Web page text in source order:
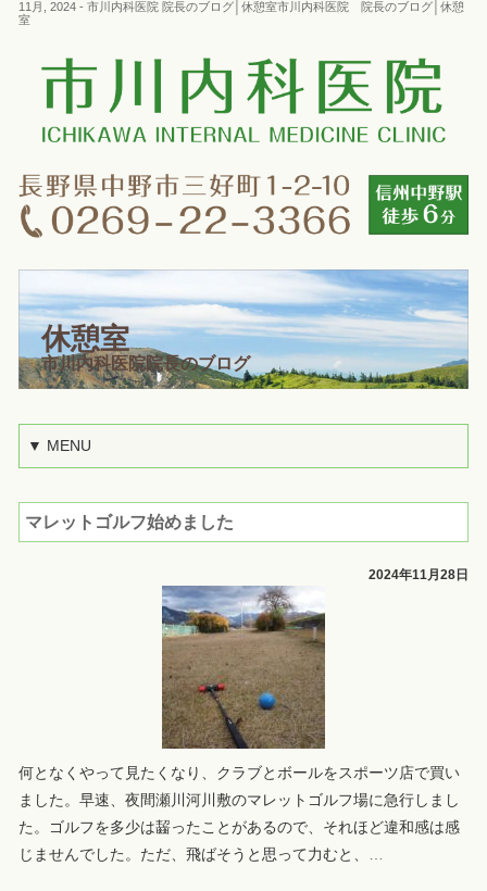
11月, 2024 - 市川内科医院 院長のブログ│休憩室市川内科医院 院長のブログ│休憩
室
休憩室
市川内科医院院長のブログ
▼ MENU
マレットゴルフ始めました
2024年11月28日
何となくやって見たくなり、クラブとボールをスポーツ店で買い
ました。早速、夜間瀬川河川敷のマレットゴルフ場に急行しまし
た。ゴルフを多少は齧ったことがあるので、それほど違和感は感
じませんでした。ただ、飛ばそうと思って力むと、
…